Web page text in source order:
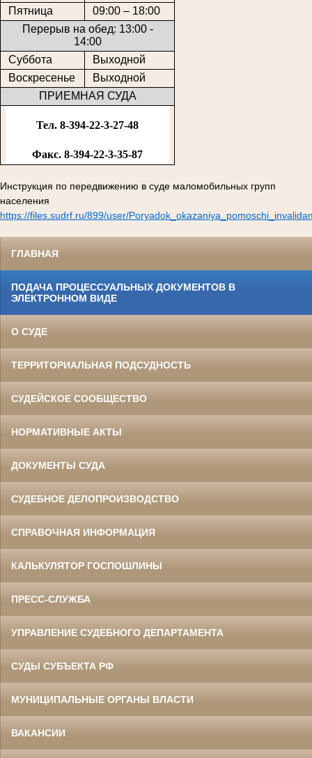
Пятница
09:00 – 18:00
Перерыв на обед: 13:00 -
14:00
Суббота
Выходной
Воскресенье
Выходной
ПРИЕМНАЯ СУДА
Тел. 8-394-22-3-27-48
Факс. 8-394-22-3-35-87
Инструкция по передвижению в суде маломобильных групп
населения
https://files.sudrf.ru/899/user/
ГЛАВНАЯ
ПОДАЧА ПРОЦЕССУАЛЬНЫХ ДОКУМЕНТОВ В
ЭЛЕКТРОННОМ ВИДЕ
О СУДЕ
ТЕРРИТОРИАЛЬНАЯ ПОДСУДНОСТЬ
СУДЕЙСКОЕ СООБЩЕСТВО
НОРМАТИВНЫЕ АКТЫ
ДОКУМЕНТЫ СУДА
СУДЕБНОЕ ДЕЛОПРОИЗВОДСТВО
СПРАВОЧНАЯ ИНФОРМАЦИЯ
КАЛЬКУЛЯТОР ГОСПОШЛИНЫ
ПРЕСС-СЛУЖБА
УПРАВЛЕНИЕ СУДЕБНОГО ДЕПАРТАМЕНТА
СУДЫ СУБЪЕКТА РФ
МУНИЦИПАЛЬНЫЕ ОРГАНЫ ВЛАСТИ
ВАКАНСИИ